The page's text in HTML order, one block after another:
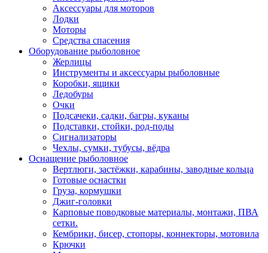
Аксессуары для моторов
Лодки
Моторы
Средства спасения
Оборудование рыболовное
Жерлицы
Инструменты и аксессуары рыболовные
Коробки, ящики
Ледобуры
Очки
Подсачеки, садки, багры, куканы
Подставки, стойки, род-поды
Сигнализаторы
Чехлы, сумки, тубусы, вёдра
Оснащение рыболовное
Вертлюги, застёжки, карабины, заводные кольца
Готовые оснастки
Груза, кормушки
Джиг-головки
Карповые поводковые материалы, монтажи, ПВА
сетки.
Кембрики, бисер, стопоры, коннекторы, мотовила
Крючки